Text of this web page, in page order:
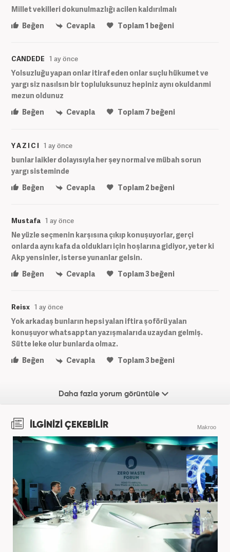
Millet vekilleri dokunulmazlığı acilen kaldırılmalı
Beğen
Cevapla Toplam1 beğeni
CANDEDE 1 ay önce
Yolsuzluğu yapan onlar itiraf eden onlar suçlu hükumet ve
yargı siz nasılsın bir topluluksunuz hepiniz aynı okuldanmi
mezun oldunuz
Beğen
Cevapla Toplam7 beğeni
Y A Z I C I 1 ay önce
bunlar laikler dolayısıyla her şey normal ve mübah sorun
yargı sisteminde
Beğen
Cevapla Toplam2 beğeni
Mustafa 1 ay önce
Ne yüzle seçmenin karşısına çıkıp konuşuyorlar, gerçi
onlarda aynı kafa da oldukları için hoşlarına gidiyor, yeter ki
Akp yensinler, isterse yunanlar gelsin.
Beğen
Cevapla Toplam3beğeni
Reisx 1 ay önce
Yok arkadaş bunların hepsi yalan iftira şoförü yalan
konuşuyor whatsapptan yazışmalarıda uzaydan gelmiş.
Sütte leke olur bunlarda olmaz.
Beğen
Cevapla Toplam3beğeni
Daha fazla yorum görüntüle
İLGİNİZİ ÇEKEBİLİR Makroo